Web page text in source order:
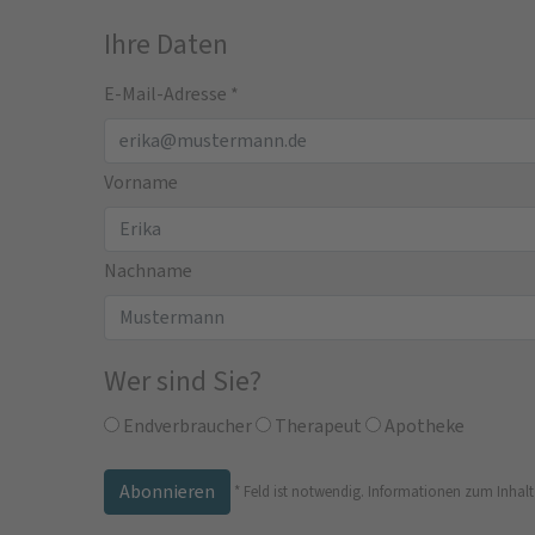
Ihre Daten
E-Mail-Adresse *
Vorname
Nachname
Wer sind Sie?
Endverbraucher Therapeut Apotheke
* Feld ist notwendig. Informationen zum Inhalt